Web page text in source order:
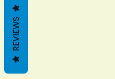
REVIEWS